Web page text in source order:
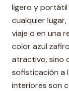
ligero y portátil
cualquier
viaje o en una
color azul
atractivo, sino
sofisticación a
interiores son